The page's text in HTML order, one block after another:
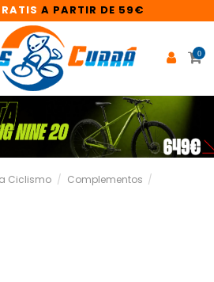
A PARTIR DE 59€
0
Ciclismo
Complementos